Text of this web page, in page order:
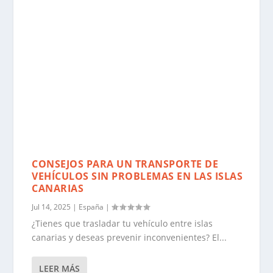
CONSEJOS PARA UN TRANSPORTE DE
VEHÍCULOS SIN PROBLEMAS EN LAS ISLAS
CANARIAS
Jul 14, 2025 | España |
¿Tienes que trasladar tu vehículo entre islas
canarias y deseas prevenir inconvenientes? El...
LEER MÁS